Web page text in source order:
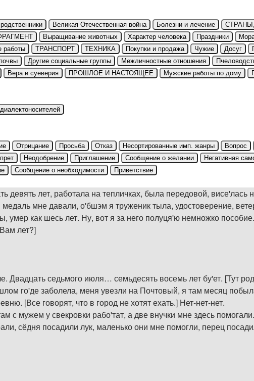
Великая Отечественная война Болезни и лечение
Выращивание животных Характер человека Праздники
работы ТРАНСПОРТ ТЕХНИКА Покупки и продажа Чужие Досуг
Другие социальные группы Межличностные отношения
Вера и суеверия ПРОШЛОЕ И НАСТОЯЩЕЕ Мужские работы по дому
Отрицание Просьба Отказ Несортированные имп. жанры Вопрос
Неодобрение Приглашение Сообщение о желании Негативная
Сообщение о необходимости Приветствие
девять лет, работала на тепличках, была передовой, висе'лась
мне давали, о'бшэм я труженик тыла, удостоверение,
умер как шесь лет. Ну, вот я за него полуця'ю немножко
лет?]
Двадцать седьмого июля… семьдесять восемь лет бу'ет. [Тут
го'де заболела, меня увезли на Почтовый, я там месяц
[Все говорят, что в город не хотят ехать.] Нет-нет-нет.
с мужем у свекровки рабо'тат, а две внучки мне здесь
сёдня посадили лук, маленько они мне помогли, перец